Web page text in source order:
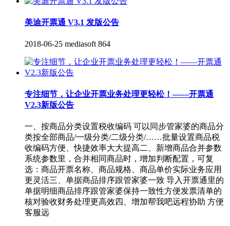
美迪开票通 V3.1 发版公告
2018-06-25 mediasoft 864
专注细节，让企业开票业务处理更轻松！——开票通
V2.3新版公告
一、按商品分类设置税收编码 可以同步管家婆的商品分
类按全部商品/一级分类/二级分类/……批量设置商品税
收编码方便、快捷效率大大提高二、新增商品合并参数
系统参数里，合并相同商品时，增加判断配置，可复
选：商品开票名称、商品规格、商品单价实际业务应用
更灵活三、单据商品排序跟管家婆一致 导入开票通里的
单据明细商品排序跟管家婆保持一致性方便发票清单的
核对验收财务处理更高效四、增加帮我吧远程协助 方便
客服远